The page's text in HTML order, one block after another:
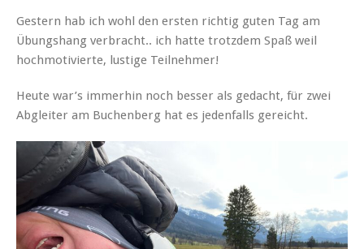
Gestern hab ich wohl den ersten richtig guten Tag am
Übungshang verbracht.. ich hatte trotzdem Spaß weil
hochmotivierte, lustige Teilnehmer!
Heute war’s immerhin noch besser als gedacht, für zwei
Abgleiter am Buchenberg hat es jedenfalls gereicht.